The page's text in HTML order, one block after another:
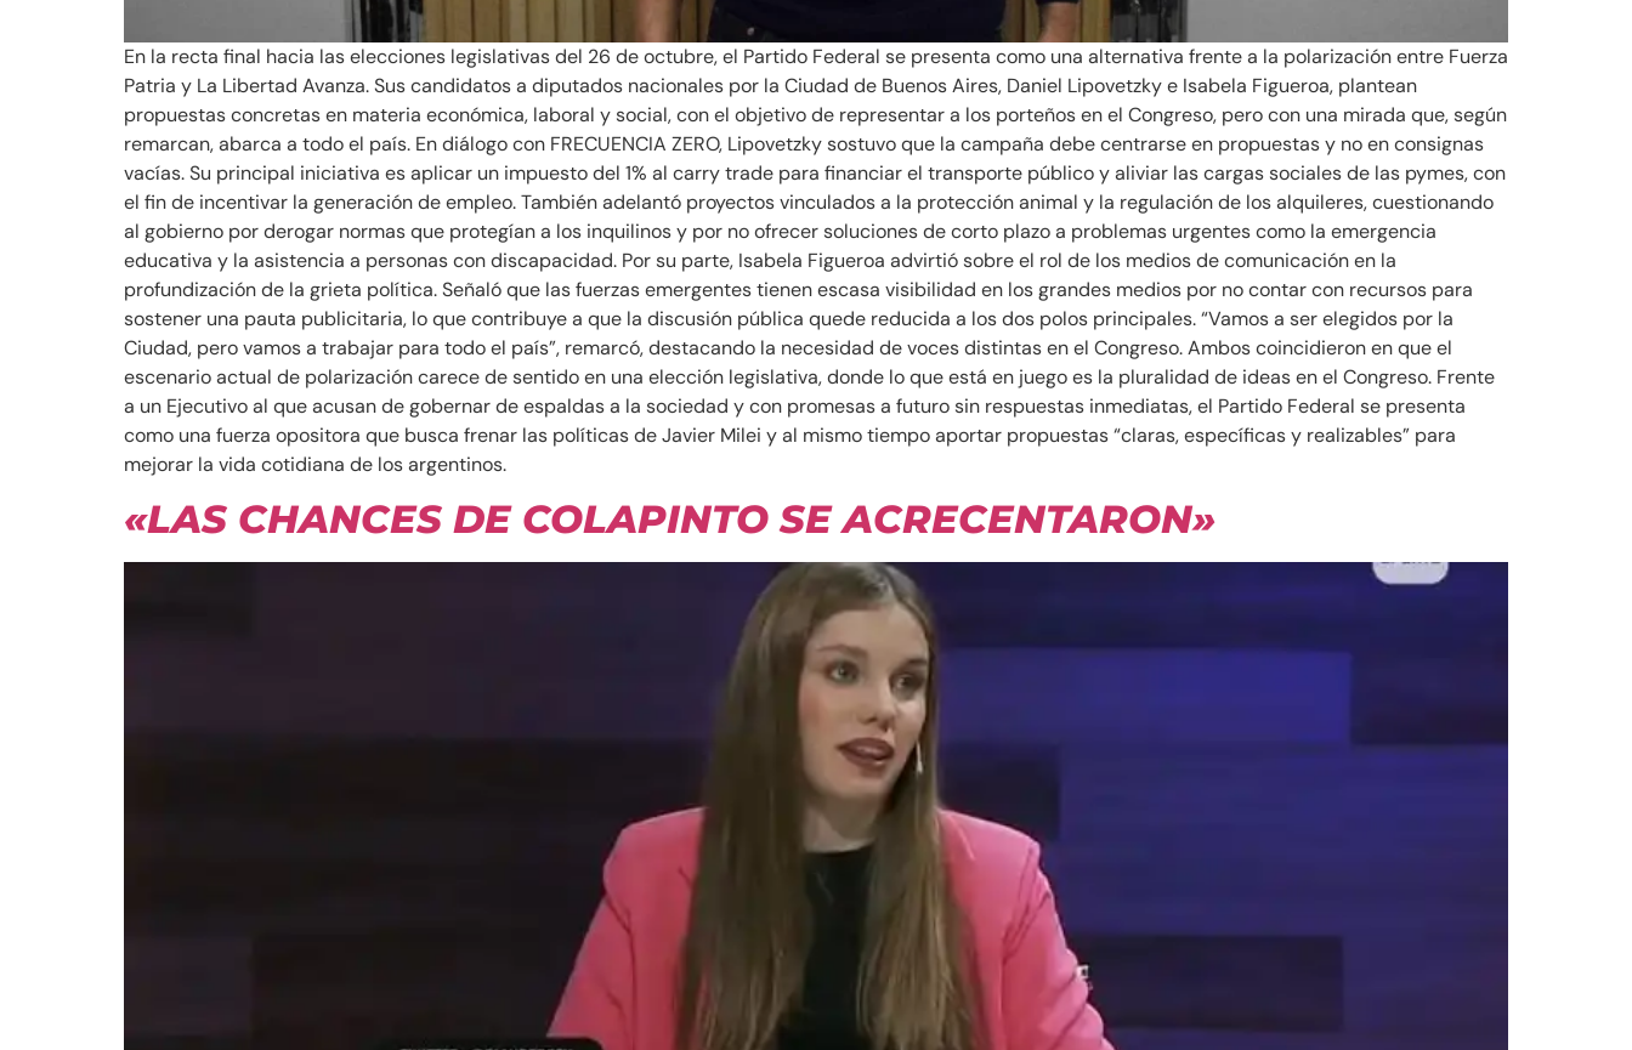
En la recta final hacia las elecciones legislativas del 26 de octubre, el Partido Federal se presenta como una alternativa frente a la polarización entre Fuerza
Patria y La Libertad Avanza. Sus candidatos a diputados nacionales por la Ciudad de Buenos Aires, Daniel Lipovetzky e Isabela Figueroa, plantean
propuestas concretas en materia económica, laboral y social, con el objetivo de representar a los porteños en el Congreso, pero con una mirada que, según
remarcan, abarca a todo el país. En diálogo con FRECUENCIA ZERO, Lipovetzky sostuvo que la campaña debe centrarse en propuestas y no en consignas
vacías. Su principal iniciativa es aplicar un impuesto del 1% al carry trade para financiar el transporte público y aliviar las cargas sociales de las pymes, con
el fin de incentivar la generación de empleo. También adelantó proyectos vinculados a la protección animal y la regulación de los alquileres, cuestionando
al gobierno por derogar normas que protegían a los inquilinos y por no ofrecer soluciones de corto plazo a problemas urgentes como la emergencia
educativa y la asistencia a personas con discapacidad. Por su parte, Isabela Figueroa advirtió sobre el rol de los medios de comunicación en la
profundización de la grieta política. Señaló que las fuerzas emergentes tienen escasa visibilidad en los grandes medios por no contar con recursos para
sostener una pauta publicitaria, lo que contribuye a que la discusión pública quede reducida a los dos polos principales. “Vamos a ser elegidos por la
Ciudad, pero vamos a trabajar para todo el país”, remarcó, destacando la necesidad de voces distintas en el Congreso. Ambos coincidieron en que el
escenario actual de polarización carece de sentido en una elección legislativa, donde lo que está en juego es la pluralidad de ideas en el Congreso. Frente
a un Ejecutivo al que acusan de gobernar de espaldas a la sociedad y con promesas a futuro sin respuestas inmediatas, el Partido Federal se presenta
como una fuerza opositora que busca frenar las políticas de Javier Milei y al mismo tiempo aportar propuestas “claras, específicas y realizables” para
mejorar la vida cotidiana de los argentinos.
«LAS CHANCES DE COLAPINTO SE ACRECENTARON»